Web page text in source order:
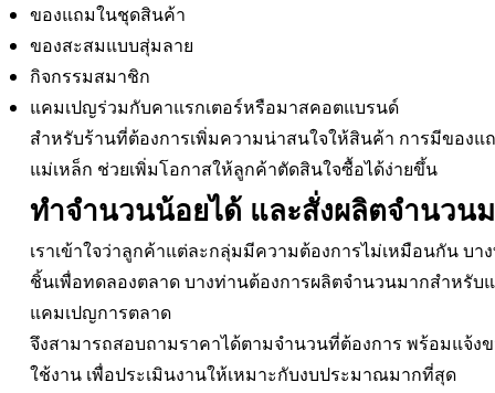
ของแถมในชุดสินค้า
ของสะสมแบบสุ่มลาย
กิจกรรมสมาชิก
แคมเปญร่วมกับคาแรกเตอร์หรือมาสคอตแบรนด์
สำหรับร้านที่ต้องการเพิ่มความน่าสนใจให้สินค้า การมีของแ
แม่เหล็ก ช่วยเพิ่มโอกาสให้ลูกค้าตัดสินใจซื้อได้ง่ายขึ้น
ทำจำนวนน้อยได้ และสั่งผลิตจำนวน
เราเข้าใจว่าลูกค้าแต่ละกลุ่มมีความต้องการไม่เหมือนกัน บา
ชิ้นเพื่อทดลองตลาด บางท่านต้องการผลิตจำนวนมากสำหรับ
แคมเปญการตลาด
จึงสามารถสอบถามราคาได้ตามจำนวนที่ต้องการ พร้อมแจ้ง
ใช้งาน เพื่อประเมินงานให้เหมาะกับงบประมาณมากที่สุด